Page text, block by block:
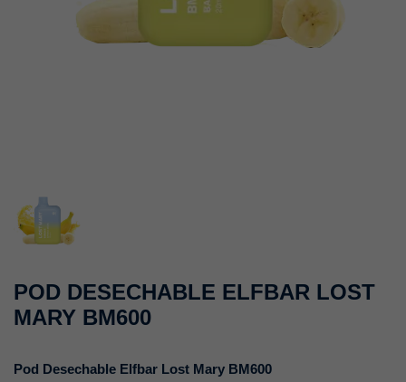
POD DESECHABLE ELFBAR LOST
MARY BM600
Pod Desechable Elfbar Lost Mary BM600